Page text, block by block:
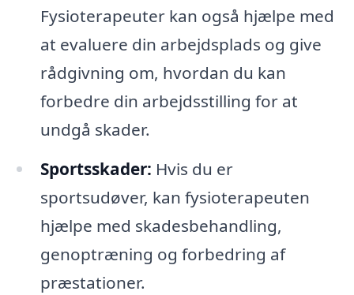
Fysioterapeuter kan også hjælpe med
at evaluere din arbejdsplads og give
rådgivning om, hvordan du kan
forbedre din arbejdsstilling for at
undgå skader.
Sportsskader: Hvis du er
sportsudøver, kan fysioterapeuten
hjælpe med skadesbehandling,
genoptræning og forbedring af
præstationer.